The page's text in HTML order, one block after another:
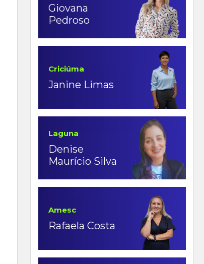
Giovana
Pedroso
Criciúma
Janine Limas
Laguna
Denise
Maurício Silva
Amesc
Rafaela Costa